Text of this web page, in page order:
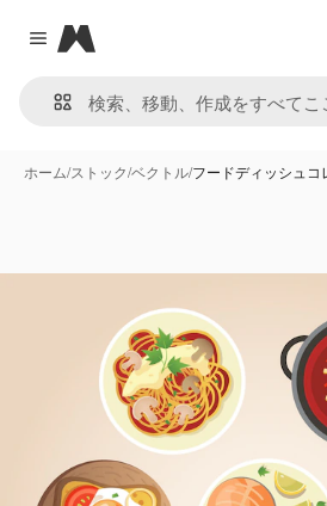
Close menu
Magnific
ホーム/ストック/ベクトル/フードディッシュコ